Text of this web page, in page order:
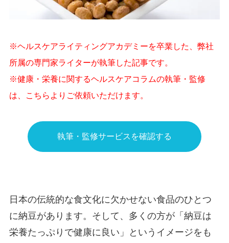
※ヘルスケアライティングアカデミーを卒業した、弊社
所属の専門家ライターが執筆した記事です。
※健康・栄養に関するヘルスケアコラムの執筆・監修
は、こちらよりご依頼いただけます。
執筆・監修サービスを確認する
日本の伝統的な食文化に欠かせない食品のひとつ
に納豆があります。そして、多くの方が「納豆は
栄養たっぷりで健康に良い」というイメージをも